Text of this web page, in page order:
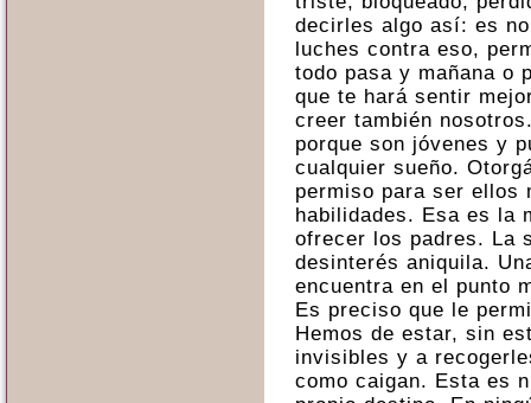
decirles algo así: es
luches contra eso,
todo pasa y mañana o
que te hará sentir
creer también
porque son jóvenes y
cualquier sueño.
permiso para ser ellos
habilidades. Esa es la
ofrecer los padres. La
desinterés aniquila.
encuentra en el punto
Es preciso que le
Hemos de estar, sin
invisibles y a
como caigan. Esta es